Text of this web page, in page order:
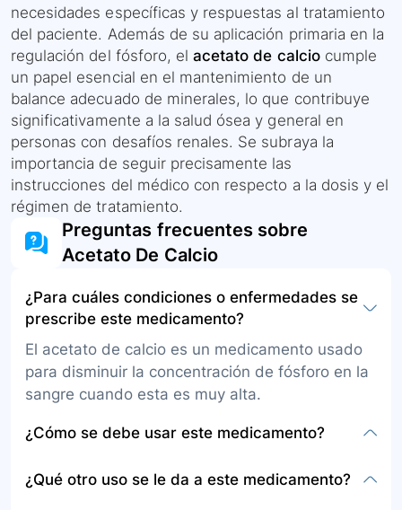
necesidades específicas y respuestas al tratamiento
del paciente. Además de su aplicación primaria en la
regulación del fósforo, elacetato de calciocumple
un papel esencial en el mantenimiento de un
balance adecuado de minerales, lo que contribuye
significativamente a la salud ósea y general en
personas con desafíos renales. Se subraya la
importancia de seguir precisamente las
instrucciones del médico con respecto a la dosis y el
régimen de tratamiento.
Preguntas frecuentes sobre
Acetato De Calcio
¿Para cuáles condiciones o enfermedades se
prescribe este medicamento?
El acetato de calcio es un medicamento usado
para disminuir la concentración de fósforo en la
sangre cuando esta es muy alta.
¿Cómo se debe usar este medicamento?
para tomar por vía oral. Por lo general se toma
¿Qué otro uso se le da a este medicamento?